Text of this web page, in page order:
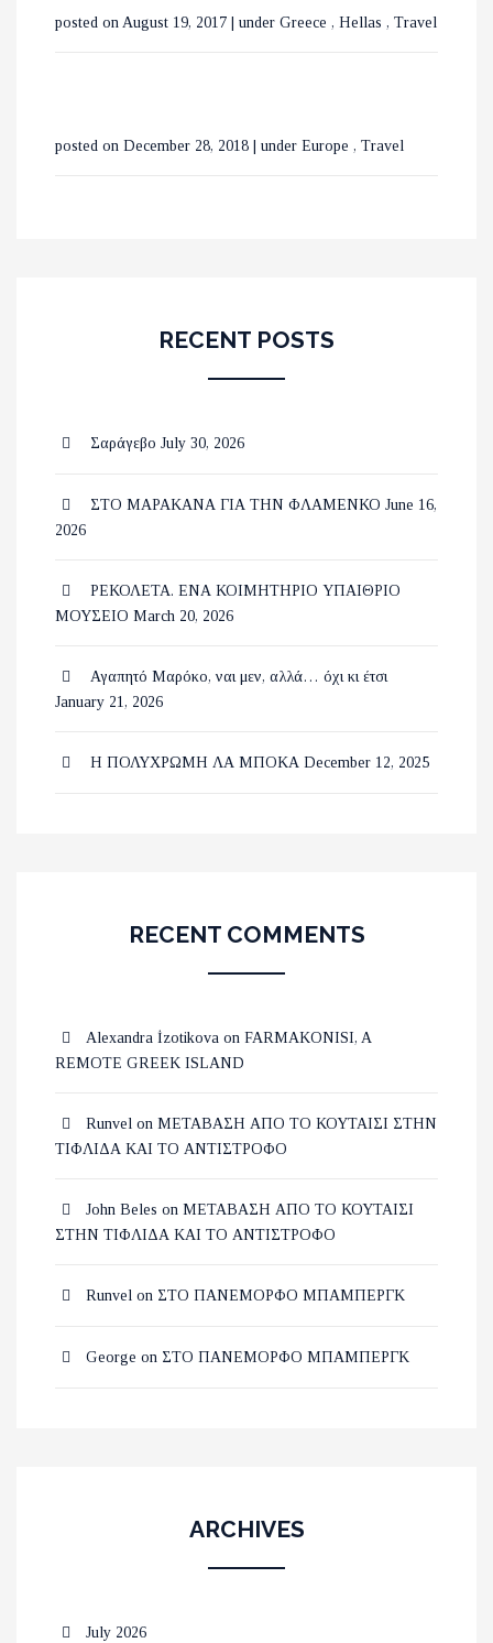
posted on August 19, 2017 under Greece , Hellas , Travel
posted on December 28, 2018 under Europe , Travel
RECENT POSTS
Σαράγεβο July 30, 2026
ΣΤΟ ΜΑΡΑΚΑΝΑ ΓΙΑ ΤΗΝ ΦΛΑΜΕΝΚΟ June 16,
2026
ΡΕΚΟΛΕΤΑ. ΕΝΑ ΚΟΙΜΗΤΗΡΙΟ ΥΠΑΙΘΡΙΟ
ΜΟΥΣΕΙΟ March 20, 2026
Αγαπητό Μαρόκο, ναι μεν, αλλά… όχι κι έτσι
January 21, 2026
Η ΠΟΛΥΧΡΩΜΗ ΛΑ ΜΠΟΚΑ December 12, 2025
RECENT COMMENTS
Alexandra İzotikova on FARMAKONISI, A
REMOTE GREEK ISLAND
Runvel on ΜΕΤΑΒΑΣΗ ΑΠΟ ΤΟ ΚΟΥΤΑΙΣΙ ΣΤΗΝ
ΤΙΦΛΙΔΑ ΚΑΙ ΤΟ ΑΝΤΙΣΤΡΟΦΟ
John Beles on ΜΕΤΑΒΑΣΗ ΑΠΟ ΤΟ ΚΟΥΤΑΙΣΙ
ΣΤΗΝ ΤΙΦΛΙΔΑ ΚΑΙ ΤΟ ΑΝΤΙΣΤΡΟΦΟ
Runvel on ΣΤΟ ΠΑΝΕΜΟΡΦΟ ΜΠΑΜΠΕΡΓΚ
George on ΣΤΟ ΠΑΝΕΜΟΡΦΟ ΜΠΑΜΠΕΡΓΚ
ARCHIVES
July 2026